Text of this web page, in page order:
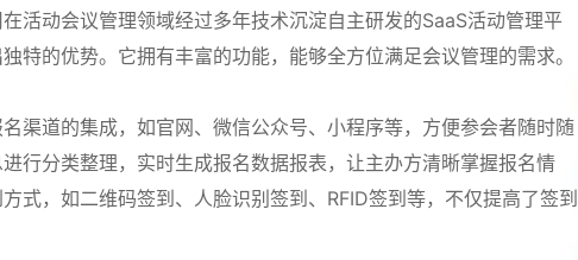
活动会议管理领域经过多年技术沉淀自主研发的SaaS活动管理平
特的优势。它拥有丰富的功能，能够全方位满足会议管理的需求。
渠道的集成，如官网、微信公众号、小程序等，方便参会者随时随
行分类整理，实时生成报名数据报表，让主办方清晰掌握报名情
式，如二维码签到、人脸识别签到、RFID签到等，不仅提高了签到